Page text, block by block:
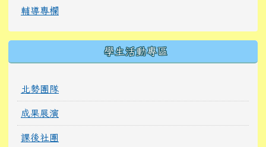
輔導專欄
學生活動專區
北勢團隊
成果展演
課後社團